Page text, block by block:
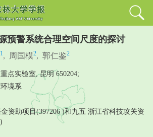
预警系统合理空间尺度的探讨
1, 周国模2, 郭仁鉴2
点实验室, 昆明 650204;
境系
资助项目(397206 )和九五 浙江省科技攻关资